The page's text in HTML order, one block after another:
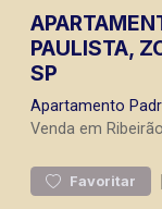
PAULISTA,
SP
Apartamento
Venda em
Favoritar